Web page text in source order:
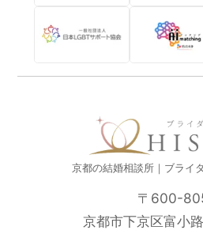
京都の結婚相談所｜ブライ
〒600-
京都市下京区富小